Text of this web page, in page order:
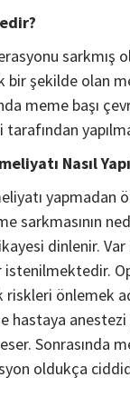
sarkmış
bir şekilde olan
meme başı
Nasıl
yapmadan
sarkmasının
dinlenir. Var
riskleri önlemek
hastaya
Sonrasında
oldukça